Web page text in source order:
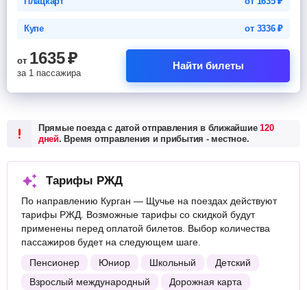
Купе от 3336₽
от 1635₽
за 1 пассажира
Найти билеты
Прямые поезда с датой отправления в ближайшие120
дней. Время отправления и прибытия - местное.
Тарифы РЖД
По направлению Курган — Щучье на поездах действуют
тарифы РЖД. Возможные тарифы со скидкой будут
применены перед оплатой билетов. Выбор количества
пассажиров будет на следующем шаге.
Пенсионер
Юниор Школьный
Детский
Взрослый международный
Дорожная карта